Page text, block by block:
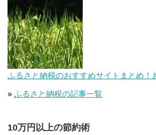
ふるさと納税のおすすめサイトまとめ！
» ふるさと納税の記事一覧
10万円以上の節約術